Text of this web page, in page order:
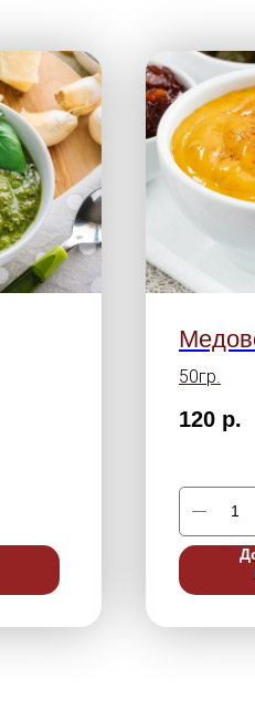
50гр.
120 р.